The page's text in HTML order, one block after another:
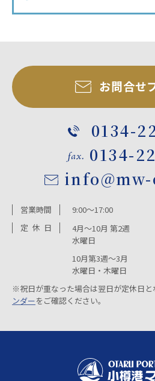
お問合せ
0134-
0134-
営業時間
9:00～17:00
定 休 日
4月～10月 第2週
水曜日
10月第3週～3月
水曜日・木曜日
※祝日が重なった場合は翌日が定休日と
ンダーをご確認ください。